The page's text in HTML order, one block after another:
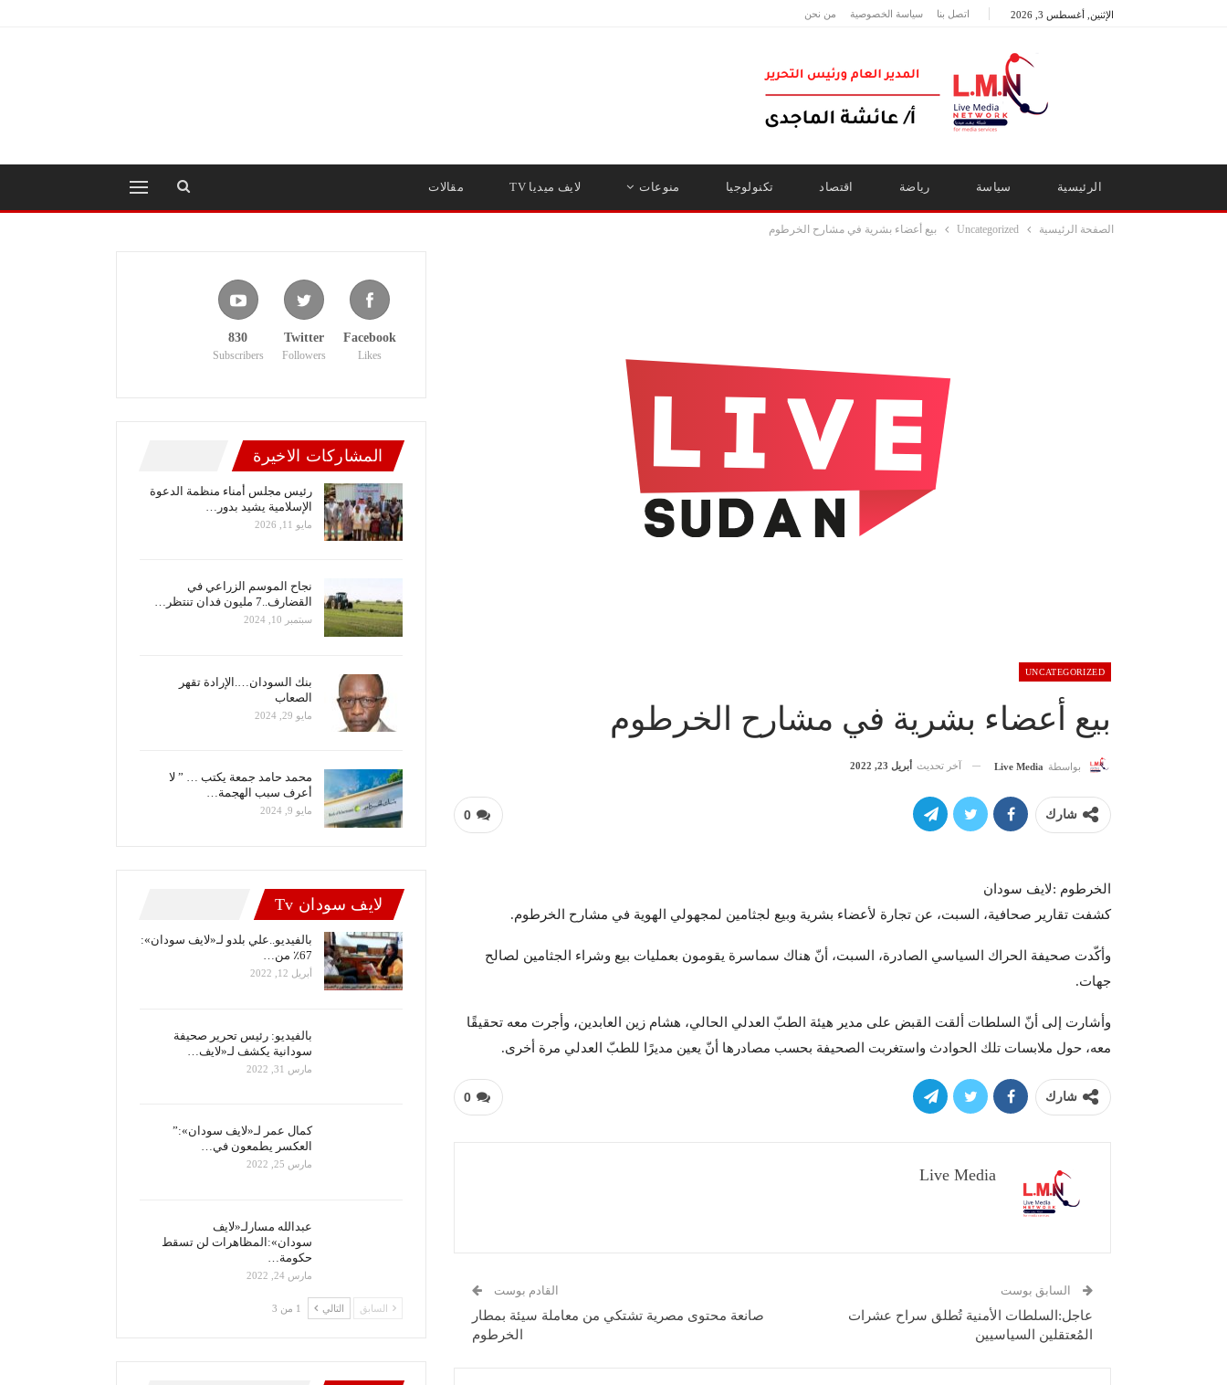
الإثنين, أغسطس 3, 2026 اتصل بنا سياسة الخصوصية من نحن
الرئيسية سياسة رياضة اقتصاد تكنولوجيا منوعات لايف ميديا TV مقالات
الصفحة الرئيسية Uncategorized بيع أعضاء بشرية في مشارح الخرطوم
UNCATEGORIZED
بيع أعضاء بشرية في مشارح الخرطوم
بواسطة Live Media آخر تحديث أبريل 23, 2022
0 شارك
الخرطوم :لايف سودان
كشفت تقارير صحافية، السبت، عن تجارة لأعضاء بشرية وبيع لجثامين لمجهولي الهوية في مشارح الخرطوم.
وأكّدت صحيفة الحراك السياسي الصادرة، السبت، أنّ هناك سماسرة يقومون بعمليات بيع وشراء الجثامين لصالح
جهات.
وأشارت إلى أنّ السلطات ألقت القبض على مدير هيئة الطبّ العدلي الحالي، هشام زين العابدين، وأجرت معه تحقيقًا
معه، حول ملابسات تلك الحوادث واستغربت الصحيفة بحسب مصادرها أنّ يعين مديرًا للطبّ العدلي مرة أخرى.
0 شارك
Live Media
السابق بوست
عاجل:السلطات الأمنية تُطلق سراح عشرات
المُعتقلين السياسيين
القادم بوست
صانعة محتوى مصرية تشتكي من معاملة سيئة بمطار
الخرطوم
Facebook
Likes
Twitter
Followers
830
Subscribers
المشاركات الاخيرة
رئيس مجلس أمناء منظمة الدعوة
الإسلامية يشيد بدور…
مايو 11, 2026
نجاح الموسم الزراعي في
القضارف..7 مليون فدان تنتظر…
سبتمبر 10, 2024
بنك السودان….الإرادة تقهر
الصعاب
مايو 29, 2024
محمد حامد جمعة يكتب … ” لا
أعرف سبب الهجمة…
مايو 9, 2024
لايف سودان Tv
بالفيديو..علي بلدو لـ«لايف سودان»:
67٪ من…
أبريل 12, 2022
بالفيديو: رئيس تحرير صحيفة
سودانية يكشف لـ«لايف…
مارس 31, 2022
كمال عمر لـ«لايف سودان»:”
العكسر يطمعون في…
مارس 25, 2022
عبدالله مسارلـ«لايف
سودان»:المظاهرات لن تسقط
حكومة…
مارس 24, 2022
السابق التالي 1 من 3